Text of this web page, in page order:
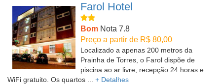
Farol Hotel
Bom Nota 7.8
Preço a partir de R$ 80,00
Localizado a apenas 200 metros da
Prainha de Torres, o Farol dispõe de
piscina ao ar livre, recepção 24 horas e
WiFi gratuito. Os quartos ... + Detalhes